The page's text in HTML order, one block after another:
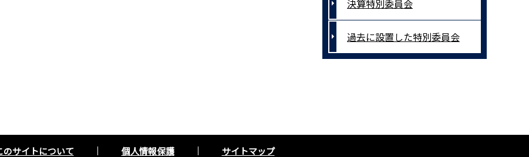
決算特別委員会
過去に設置した特別委員会
のサイトについて 個人情報保護 サイトマップ